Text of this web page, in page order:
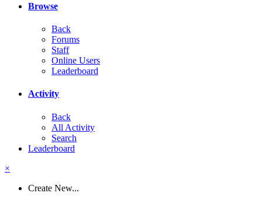
Browse
Back
Forums
Staff
Online Users
Leaderboard
Activity
Back
All Activity
Search
Leaderboard
×
Create New...